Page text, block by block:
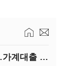
집값 우상향에 금리인하 기대감까지…가계대출 뇌관